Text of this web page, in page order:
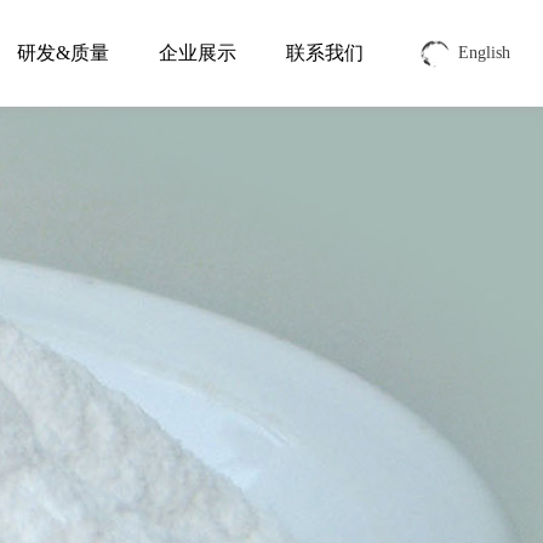
English
研发&质量 企业展示 联系我们